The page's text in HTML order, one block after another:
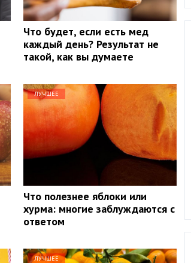
Что будет, если есть мед
каждый день? Результат не
такой, как вы думаете
ЛУЧШЕЕ
Что полезнее яблоки или
хурма: многие заблуждаются с
ответом
ЛУЧШЕЕ